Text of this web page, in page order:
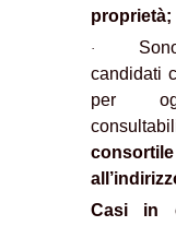
proprietà;
·
candidati
per
consortile
Casi in